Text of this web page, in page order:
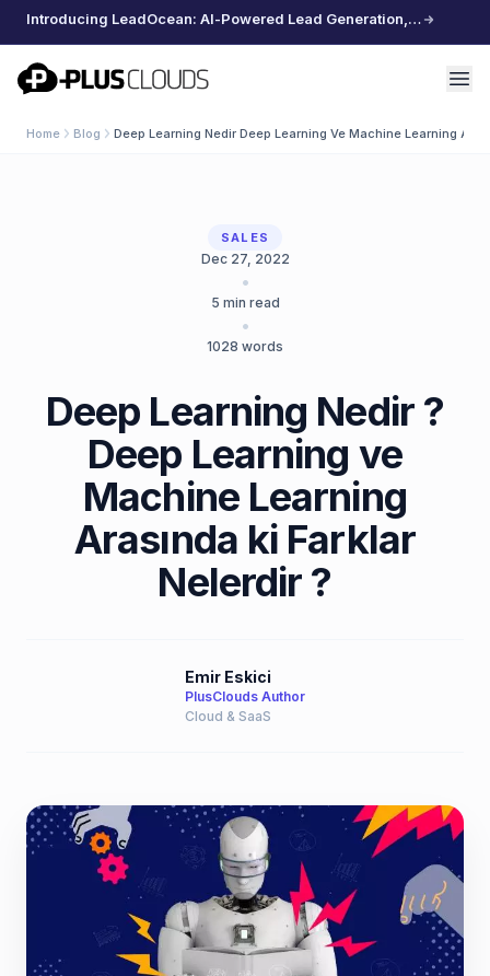
Introducing LeadOcean: AI-Powered Lead Generation, Curated Data, Effortless Scaling
PlusClouds
Home Blog Deep Learning Nedir Deep Learning Ve Machine Learning
SALES
Dec 27, 2022
•
5 min read
•
1028 words
Deep Learning Nedir ?
Deep Learning ve
Machine Learning
Arasında ki Farklar
Nelerdir ?
Emir Eskici
PlusClouds Author
Cloud & SaaS